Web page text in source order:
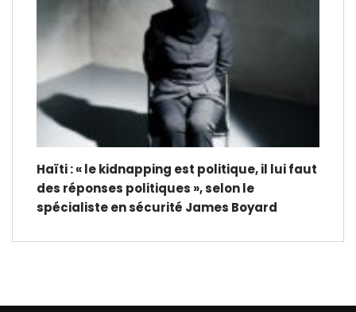
Haïti : « le kidnapping est politique, il lui faut
des réponses politiques », selon le
spécialiste en sécurité James Boyard